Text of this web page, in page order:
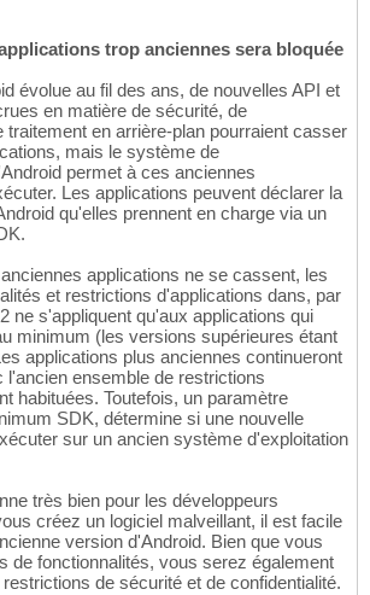
trop anciennes sera bloquée
évolue au fil des ans, de nouvelles API et
en matière de sécurité, de
traitement en arrière-plan pourraient casser
mais le système de
permet à ces anciennes
Les applications peuvent déclarer la
qu'elles prennent en charge via un
applications ne se cassent, les
et restrictions d'applications dans, par
ne s'appliquent qu'aux applications qui
minimum (les versions supérieures étant
applications plus anciennes continueront
l'ancien ensemble de restrictions
habituées. Toutefois, un paramètre
SDK, détermine si une nouvelle
sur un ancien système d'exploitation
très bien pour les développeurs
créez un logiciel malveillant, il est facile
version d'Android. Bien que vous
de fonctionnalités, vous serez également
de sécurité et de confidentialité.